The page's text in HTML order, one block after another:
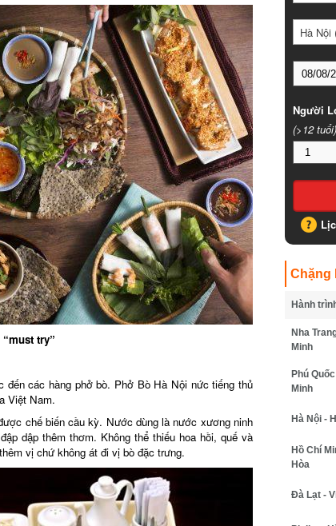
try”
các hàng phở bò. Phở Bò Hà Nội nức tiếng thủ
Nam.
chế biến cầu kỳ. Nước dùng là nước xương ninh
dập thêm thơm. Không thể thiếu hoa hồi, quế và
vị chứ không át đi vị bò đặc trưng.
Hà Nội
Người
(>12 tuổi)
Chặng
Hành trình*
Nha
Minh
Phú Quốc
Minh
Hà Nội -
Hồ Chí
Hòa
Đà Lạt -